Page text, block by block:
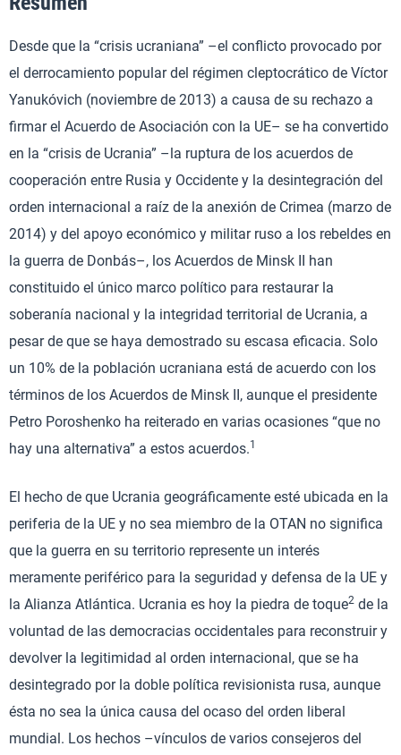
Desde que la “crisis ucraniana” –el conflicto provocado por
el derrocamiento popular del régimen cleptocrático de Víctor
Yanukóvich (noviembre de 2013) a causa de su rechazo a
firmar el Acuerdo de Asociación con la UE– se ha convertido
en la “crisis de Ucrania” –la ruptura de los acuerdos de
cooperación entre Rusia y Occidente y la desintegración del
orden internacional a raíz de la anexión de Crimea (marzo de
2014) y del apoyo económico y militar ruso a los rebeldes en
la guerra de Donbás–, los Acuerdos de Minsk II han
constituido el único marco político para restaurar la
soberanía nacional y la integridad territorial de Ucrania, a
pesar de que se haya demostrado su escasa eficacia. Solo
un 10% de la población ucraniana está de acuerdo con los
términos de los Acuerdos de Minsk II, aunque el presidente
Petro Poroshenko ha reiterado en varias ocasiones “que no
hay una alternativa” a estos acuerdos.1
El hecho de que Ucrania geográficamente esté ubicada en la
periferia de la UE y no sea miembro de la OTAN no significa
que la guerra en su territorio represente un interés
meramente periférico para la seguridad y defensa de la UE y
la Alianza Atlántica. Ucrania es hoy la piedra de toque2 de la
voluntad de las democracias occidentales para reconstruir y
devolver la legitimidad al orden internacional, que se ha
desintegrado por la doble política revisionista rusa, aunque
ésta no sea la única causa del ocaso del orden liberal
mundial. Los hechos –vínculos de varios consejeros del